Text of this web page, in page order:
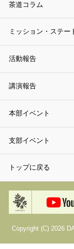
茶道コラム
ミッション・ステー
活動報告
講演報告
本部イベント
支部イベント
トップに戻る
Copyright (C) 2026